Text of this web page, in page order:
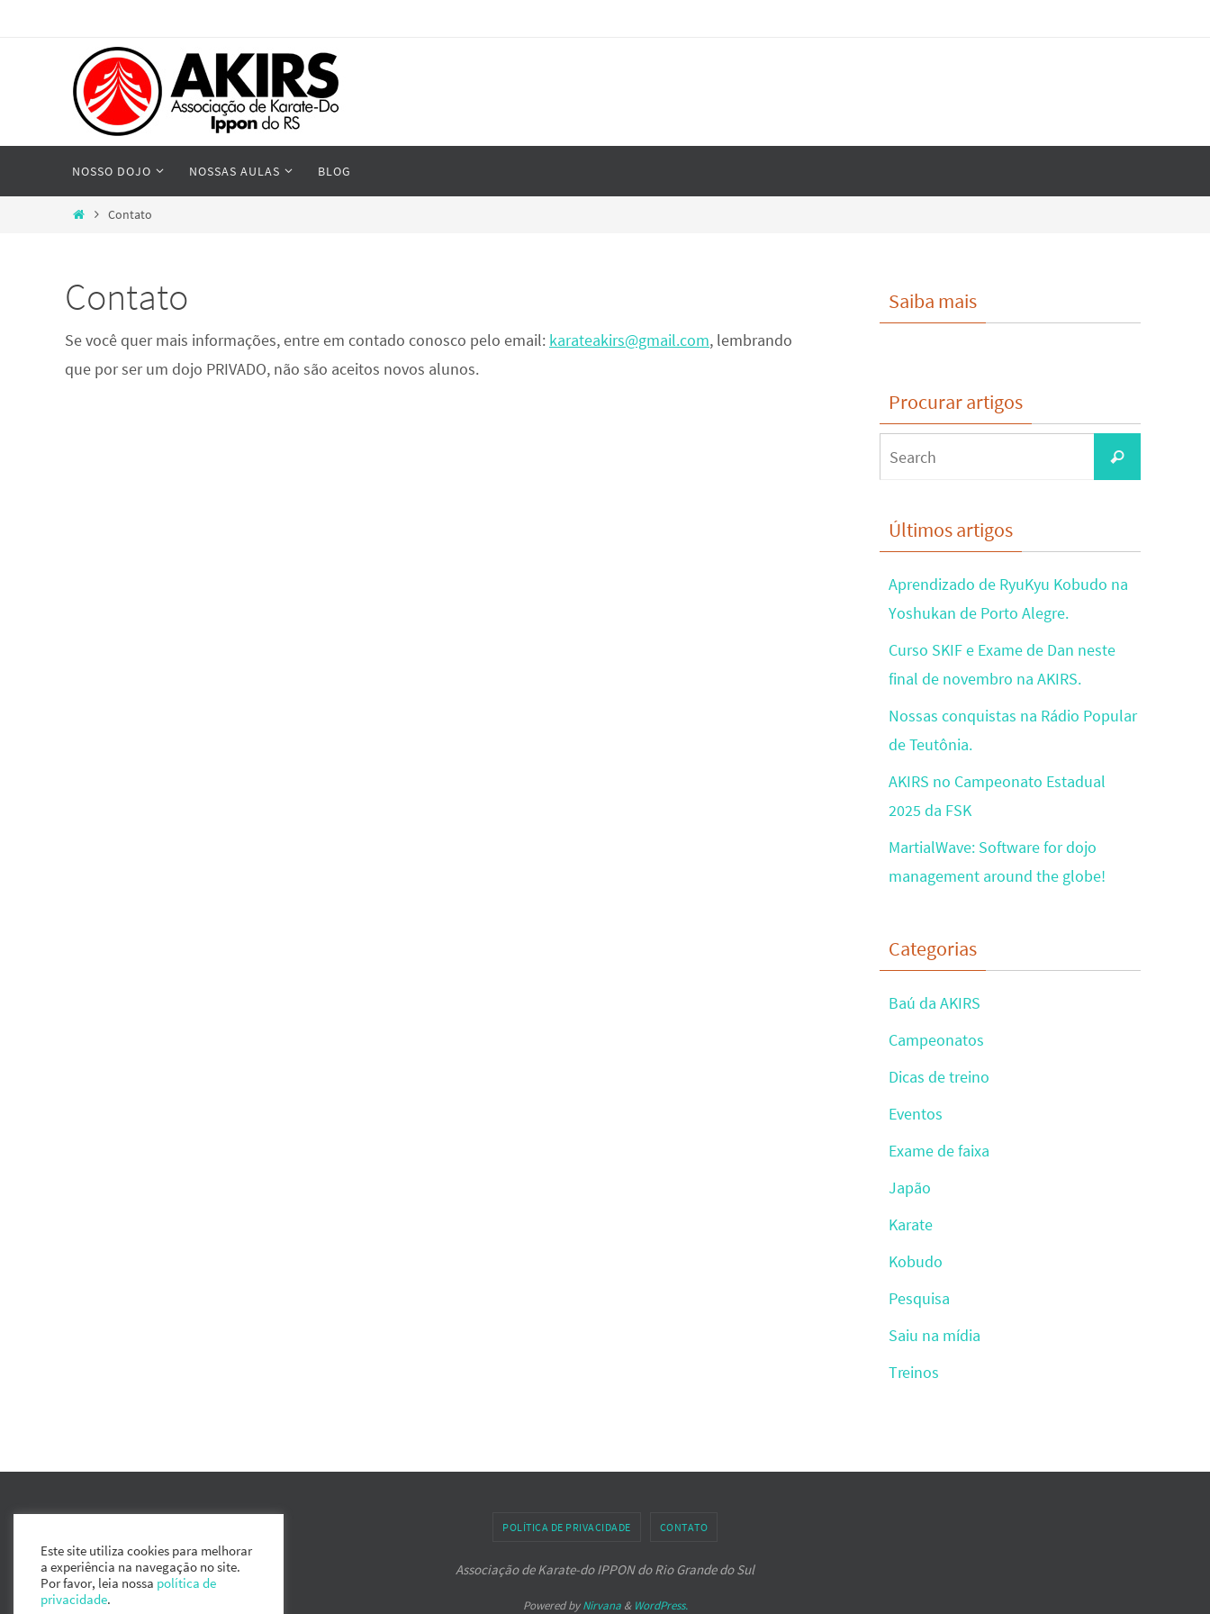
content
NOSSO DOJO NOSSAS AULAS BLOG
HomeContato
Contato
Se você quer mais informações, entre em contado conosco pelo email: karateakirs@gmail.com, lembrando
que por ser um dojo PRIVADO, não são aceitos novos alunos.
Saiba mais
Procurar artigos
for:
Search
Últimos artigos
Aprendizado de RyuKyu Kobudo na
Yoshukan de Porto Alegre.
Curso SKIF e Exame de Dan neste
final de novembro na AKIRS.
Nossas conquistas na Rádio Popular
de Teutônia.
AKIRS no Campeonato Estadual
2025 da FSK
MartialWave: Software for dojo
management around the globe!
Categorias
Baú da AKIRS
Campeonatos
Dicas de treino
Eventos
Exame de faixa
Japão
Karate
Kobudo
Pesquisa
Saiu na mídia
Treinos
POLÍTICA DE PRIVACIDADE CONTATO
Associação de Karate-do IPPON do Rio Grande do Sul
Powered byNirvana& WordPress.
Este site utiliza cookies para melhorar
a experiência na navegação no site.
Por favor, leia nossa política de
privacidade.